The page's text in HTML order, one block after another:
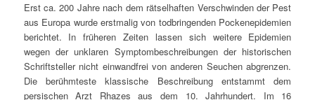
Erst ca. 200 Jahre nach dem rätselhaften Verschwinden der Pest
aus Europa wurde erstmalig von todbringenden Pockenepidemien
berichtet. In früheren Zeiten lassen sich weitere Epidemien
wegen der unklaren Symptombeschreibungen der historischen
Schriftsteller nicht einwandfrei von anderen Seuchen abgrenzen.
Die berühmteste klassische Beschreibung entstammt dem
persischen Arzt Rhazes aus dem 10. Jahrhundert. Im 16